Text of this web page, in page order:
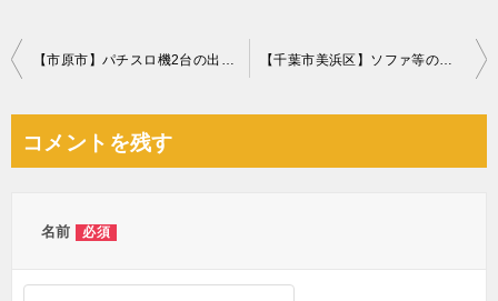
投
ビ
【市原市】パチスロ機2台の出張不用品回収・処分ご依頼 お客様の声 【千葉市美浜区】ソファ等の出張不用品回収・処分ご依頼 お客様の声
コメントを残す
名前 必須